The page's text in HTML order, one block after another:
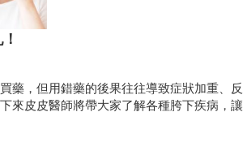
藥，但用錯藥的後果往往導致症狀加重、反
來皮皮醫師將帶大家了解各種胯下疾病，讓